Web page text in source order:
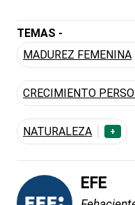
TEMAS -
MADUREZ FEMENINA
CRECIMIENTO
NATURALEZA +
EFE